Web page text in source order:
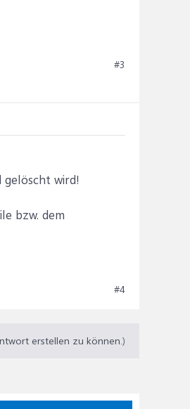
#3
gelöscht wird!
bzw. dem
#4
erstellen zu können.)